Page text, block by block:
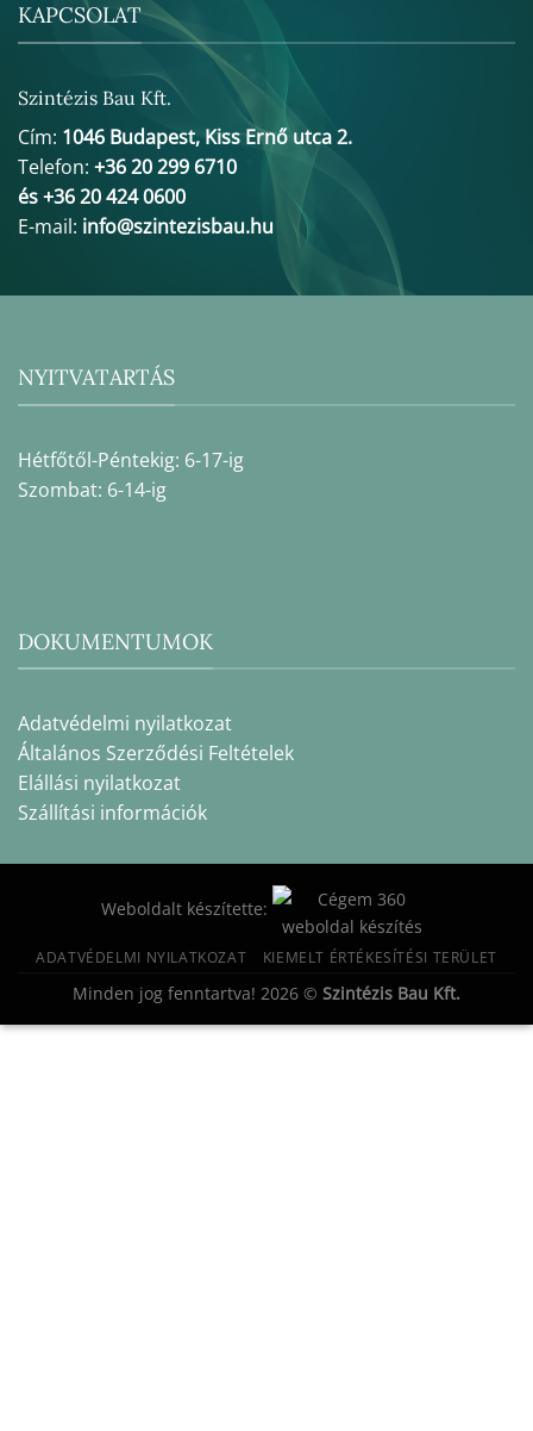
KAPCSOLAT
Szintézis Bau Kft.
Cím: 1046 Budapest, Kiss Ernő utca 2.
Telefon: +36 20 299 6710
és +36 20 424 0600
E-mail: info@szintezisbau.hu
NYITVATARTÁS
Hétfőtől-Péntekig: 6-17-ig
Szombat: 6-14-ig
DOKUMENTUMOK
Adatvédelmi nyilatkozat
Általános Szerződési Feltételek
Elállási nyilatkozat
Szállítási információk
Weboldalt készítette:
ADATVÉDELMI NYILATKOZAT KIEMELT ÉRTÉKESÍTÉSI TERÜLET
Minden jog fenntartva! 2026 © Szintézis Bau Kft.